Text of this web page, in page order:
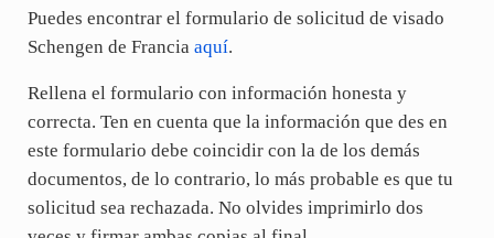
Puedes encontrar el formulario de solicitud de visado
Schengen de Francia aquí.
Rellena el formulario con información honesta y
correcta. Ten en cuenta que la información que des en
este formulario debe coincidir con la de los demás
documentos, de lo contrario, lo más probable es que tu
solicitud sea rechazada. No olvides imprimirlo dos